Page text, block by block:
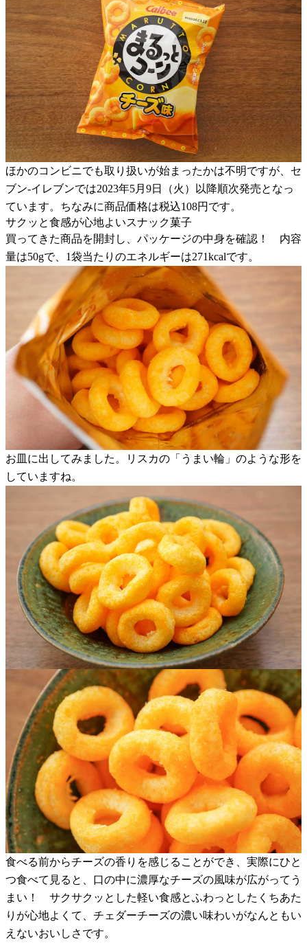
ほかのコンビニでも取り扱いが始まったかは不明ですが、セ
ブン-イレブンでは2023年5月9日（火）以降順次発売となっ
ています。ちなみに商品価格は税込108円です。
サクッと食感が心地よいスナック菓子
買ってきた商品を開封し、パッケージの中身を確認！ 内容
量は50gで、1袋当たりのエネルギーは271kcalです。
お皿に出してみました。リスカの「うまい輪」のような形を
していますね。
食べる前からチーズの香りを感じることができ、実際にひと
つ食べて見ると、口の中に濃厚なチーズの風味が広がってう
まい！ サクサクッとした軽い食感とふわっとしたくちあた
りが心地よくて、チェダーチーズの濃い味わいがなんともい
えないおいしさです。